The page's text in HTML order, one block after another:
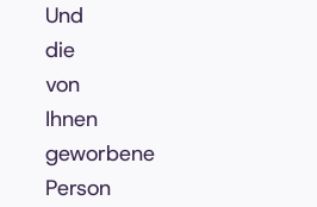
Und
die
von
Ihnen
geworbene
Person